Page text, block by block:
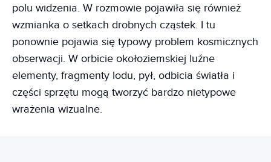
polu widzenia. W rozmowie pojawiła się również
wzmianka o setkach drobnych cząstek. I tu
ponownie pojawia się typowy problem kosmicznych
obserwacji. W orbicie okołoziemskiej luźne
elementy, fragmenty lodu, pył, odbicia światła i
części sprzętu mogą tworzyć bardzo nietypowe
wrażenia wizualne.